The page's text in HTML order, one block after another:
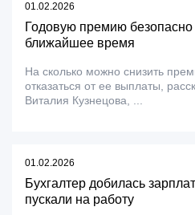
01.02.2026
Годовую премию безопасно
ближайшее время
На сколько можно снизить
отказаться от ее выплаты,
Виталия Кузнецова, ...
01.02.2026
Бухгалтер добилась
пускали на работу